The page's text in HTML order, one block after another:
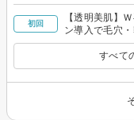
初回
【透明美肌】
ン導入で毛穴
っと改善！
すべて